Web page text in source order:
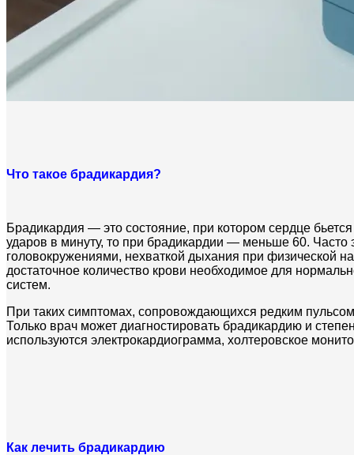
Что такое брадикардия?
Брадикардия — это состояние, при котором сердце
ударов в минуту, то при брадикардии — меньше 60.
головокружениями, нехваткой дыхания при физической
достаточное количество крови необходимое для
систем.
При таких симптомах, сопровождающихся редким
Только врач может диагностировать брадикардию и
используются электрокардиограмма, холтеровское
Как лечить брадикардию